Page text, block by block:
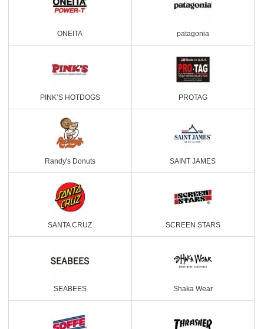
ONEITA patagonia
PINK’S HOTDOGS PROTAG
Randy's Donuts SAINT JAMES
SANTA CRUZ SCREEN STARS
SEABEES Shaka Wear